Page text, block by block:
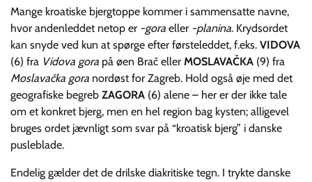
Mange kroatiske bjergtoppe kommer i sammensatte navne,
hvor andenleddet netop er -gora eller -planina. Krydsordet
kan snyde ved kun at spørge efter førsteleddet, f.eks. VIDOVA
(6) fra Vidova gora på øen Brač eller MOSLAVAČKA (9) fra
Moslavačka gora nordøst for Zagreb. Hold også øje med det
geografiske begreb ZAGORA (6) alene – her er der ikke tale
om et konkret bjerg, men en hel region bag kysten; alligevel
bruges ordet jævnligt som svar på “kroatisk bjerg” i danske
pusleblade.
Endelig gælder det de drilske diakritiske tegn. I trykte danske